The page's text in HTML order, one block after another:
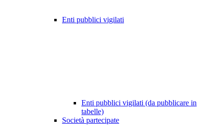
Enti pubblici vigilati
Enti pubblici vigilati (da pubblicare in
tabelle)
Società partecipate